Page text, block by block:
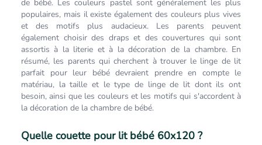
de bébé. Les couleurs pastel sont généralement les plus
populaires, mais il existe également des couleurs plus vives
et des motifs plus audacieux. Les parents peuvent
également choisir des draps et des couvertures qui sont
assortis à la literie et à la décoration de la chambre. En
résumé, les parents qui cherchent à trouver le linge de lit
parfait pour leur bébé devraient prendre en compte le
matériau, la taille et le type de linge de lit dont ils ont
besoin, ainsi que les couleurs et les motifs qui s'accordent à
la décoration de la chambre de bébé.
Quelle couette pour lit bébé 60x120 ?